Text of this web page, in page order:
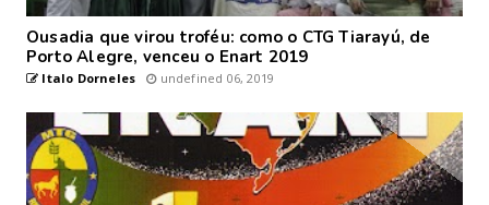
Ousadia que virou troféu: como o CTG Tiarayú, de
Porto Alegre, venceu o Enart 2019
Italo Dorneles undefined 06, 2019